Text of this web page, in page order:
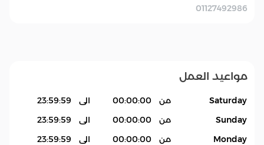
01127492986
مواعيد العمل
Saturday من 00:00:00 الى
23:59:59
Sunday
من 00:00:00 الى
23:59:59
Monday
من 00:00:00 الى
23:59:59